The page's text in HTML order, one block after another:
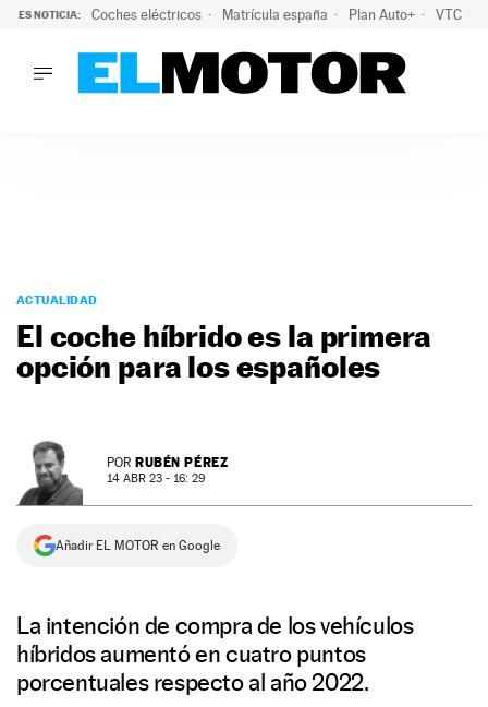
ES NOTICIA: Coches eléctricos Matrícula españa Plan Auto+ VTC
PODCAST
MOTOS
TECNOLOGÍA
SUPERCOCHES
PREMIOS
SERVICIOS
ACTUALIDAD
El coche híbrido es la primera
opción para los españoles
POR RUBÉN PÉREZ
14 ABR 23 - 16: 29
Añadir EL MOTOR en Google
La intención de compra de los vehículos
híbridos aumentó en cuatro puntos
porcentuales respecto al año 2022.